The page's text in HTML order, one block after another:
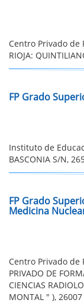
Centro Privado de
RIOJA:
FP Grado
Instituto de
BASCONIA S/N,
FP Grado
Medicina
Centro Privado de
PRIVADO DE
CIENCIAS
MONTAL " ),